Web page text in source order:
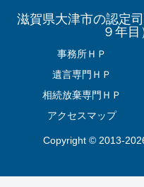
滋賀県大津市の認定
９年
事務所ＨＰ
遺言専門ＨＰ
相続放棄専門ＨＰ
アクセスマップ
Copyright © 2013-